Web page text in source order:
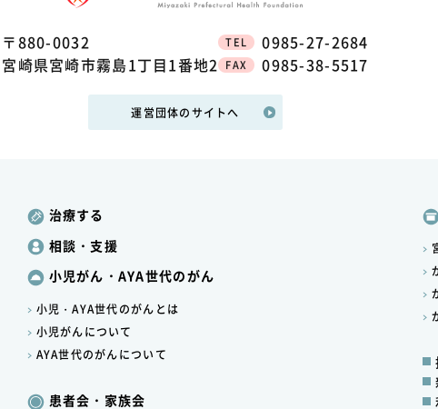
〒880-0032
宮崎県宮崎市霧島1丁目1番地2
TEL 0985-27-2684
FAX 0985-38-5517
運営団体のサイトへ
治療する
相談・支援
小児がん・AYA世代のがん
小児・AYA世代のがんとは
小児がんについて
AYA世代のがんについて
患者会・家族会